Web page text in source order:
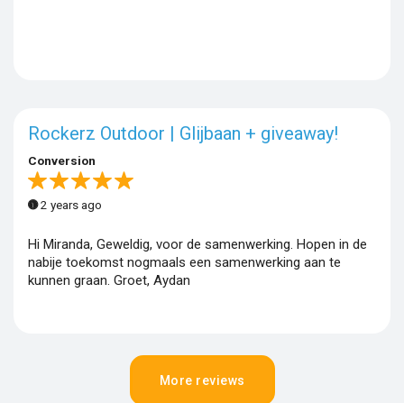
Rockerz Outdoor | Glijbaan + giveaway!
Conversion
2 years ago
Hi Miranda, Geweldig, voor de samenwerking. Hopen in de
nabije toekomst nogmaals een samenwerking aan te
kunnen graan. Groet, Aydan
More reviews